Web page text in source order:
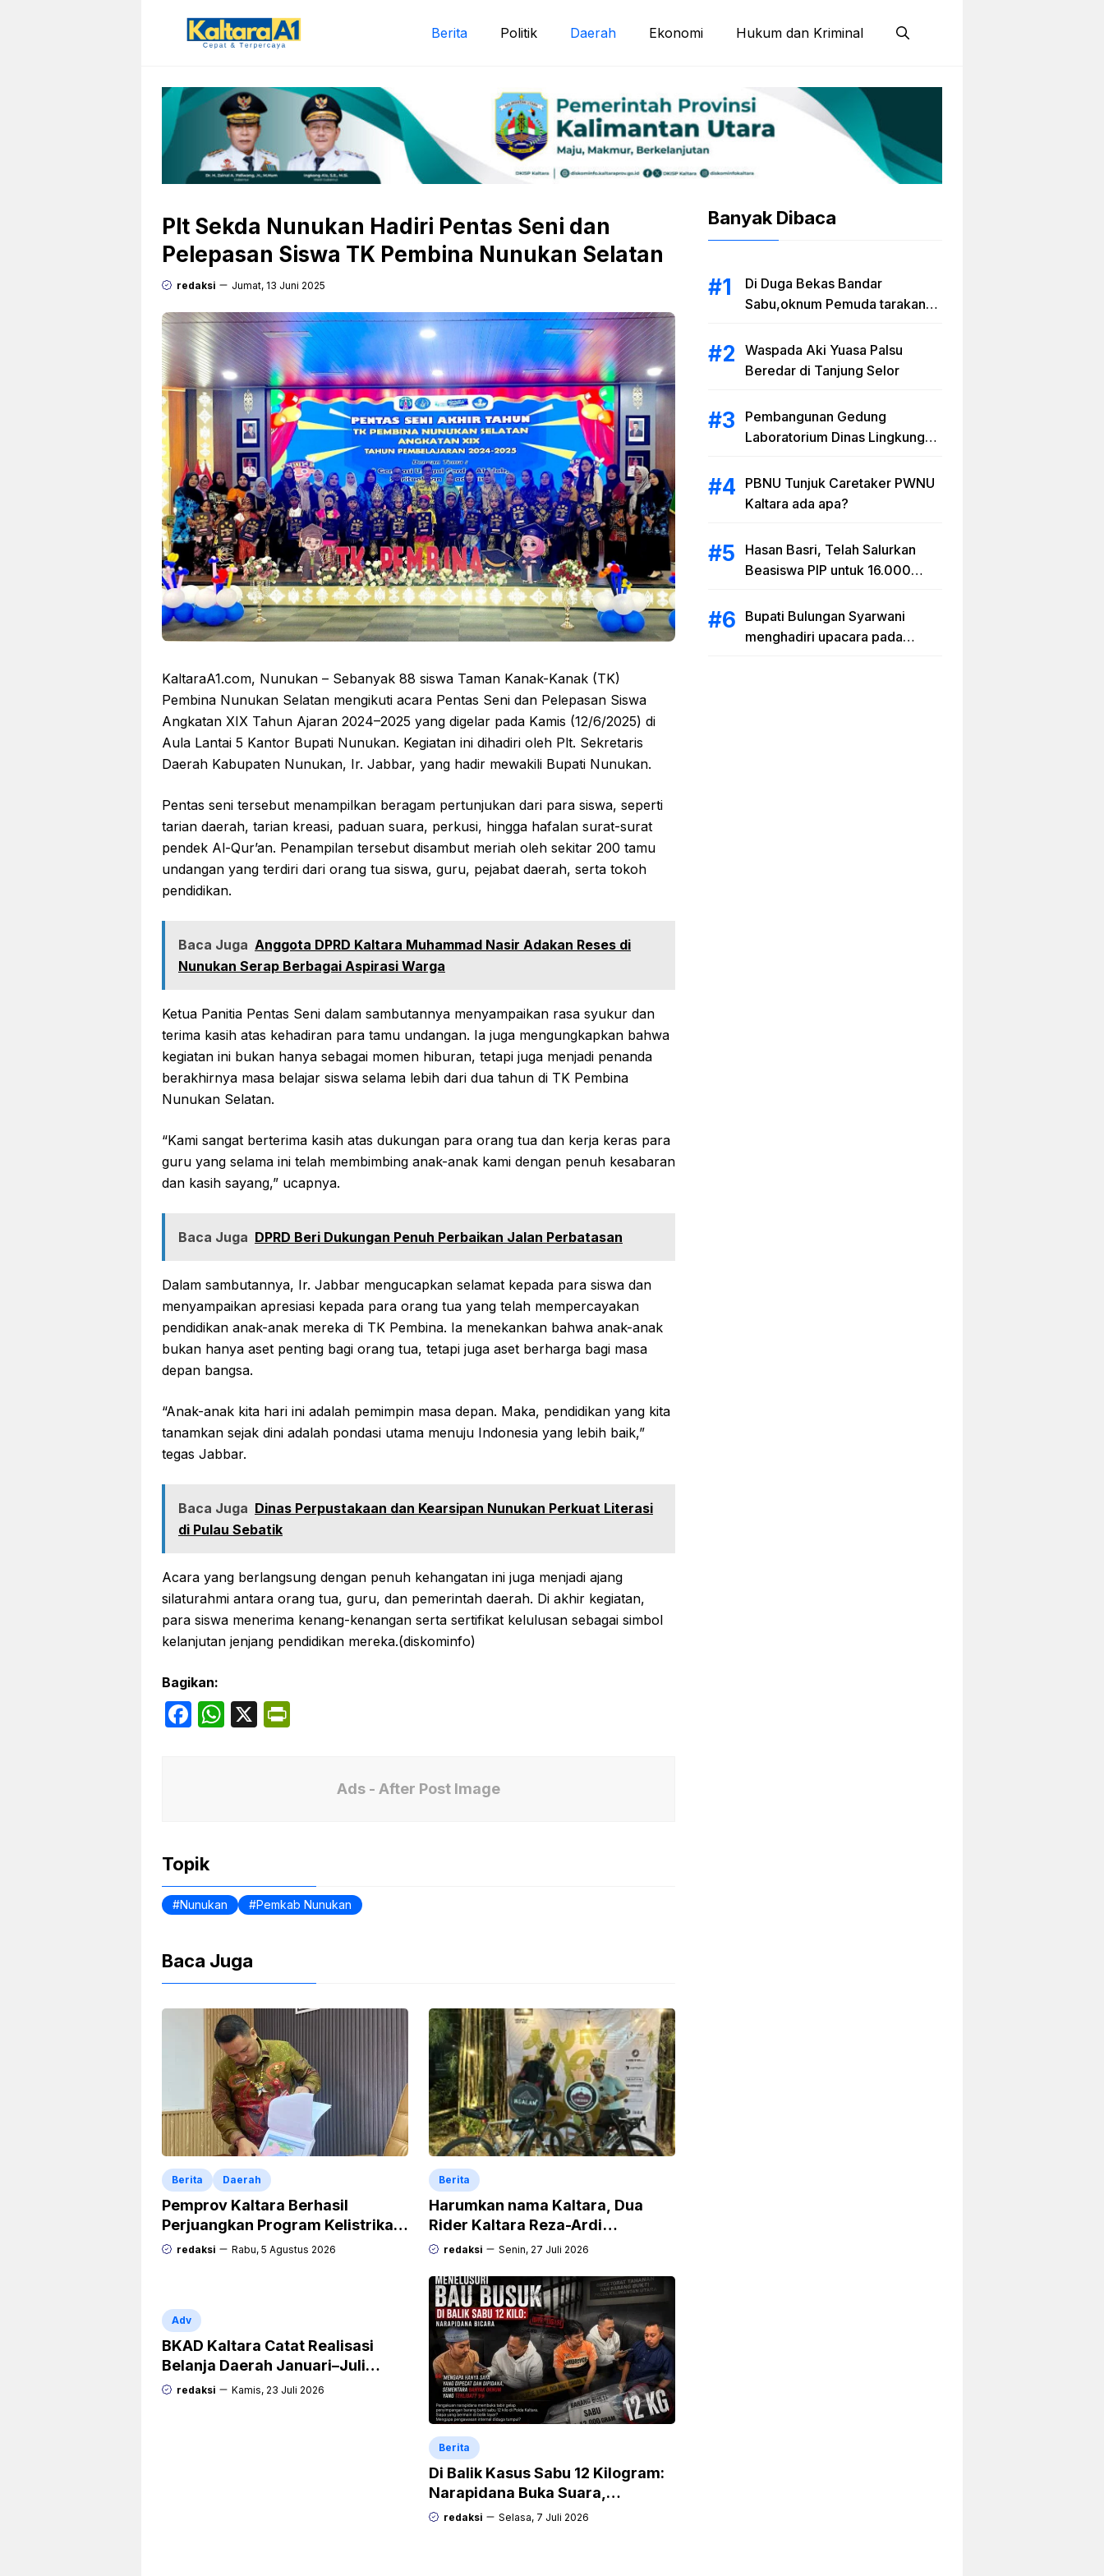
Berita Politik Daerah Ekonomi Hukum dan Kriminal
Plt Sekda Nunukan Hadiri Pentas Seni dan
Pelepasan Siswa TK Pembina Nunukan Selatan
redaksi Jumat, 13 Juni 2025
KaltaraA1.com, Nunukan – Sebanyak 88 siswa Taman Kanak-Kanak (TK)
Pembina Nunukan Selatan mengikuti acara Pentas Seni dan Pelepasan Siswa
Angkatan XIX Tahun Ajaran 2024–2025 yang digelar pada Kamis (12/6/2025) di
Aula Lantai 5 Kantor Bupati Nunukan. Kegiatan ini dihadiri oleh Plt. Sekretaris
Daerah Kabupaten Nunukan, Ir. Jabbar, yang hadir mewakili Bupati Nunukan.
Pentas seni tersebut menampilkan beragam pertunjukan dari para siswa, seperti
tarian daerah, tarian kreasi, paduan suara, perkusi, hingga hafalan surat-surat
pendek Al-Qur’an. Penampilan tersebut disambut meriah oleh sekitar 200 tamu
undangan yang terdiri dari orang tua siswa, guru, pejabat daerah, serta tokoh
pendidikan.
Baca Juga Anggota DPRD Kaltara Muhammad Nasir Adakan Reses di
Nunukan Serap Berbagai Aspirasi Warga
Ketua Panitia Pentas Seni dalam sambutannya menyampaikan rasa syukur dan
terima kasih atas kehadiran para tamu undangan. Ia juga mengungkapkan bahwa
kegiatan ini bukan hanya sebagai momen hiburan, tetapi juga menjadi penanda
berakhirnya masa belajar siswa selama lebih dari dua tahun di TK Pembina
Nunukan Selatan.
“Kami sangat berterima kasih atas dukungan para orang tua dan kerja keras para
guru yang selama ini telah membimbing anak-anak kami dengan penuh kesabaran
dan kasih sayang,” ucapnya.
Baca Juga DPRD Beri Dukungan Penuh Perbaikan Jalan Perbatasan
Dalam sambutannya, Ir. Jabbar mengucapkan selamat kepada para siswa dan
menyampaikan apresiasi kepada para orang tua yang telah mempercayakan
pendidikan anak-anak mereka di TK Pembina. Ia menekankan bahwa anak-anak
bukan hanya aset penting bagi orang tua, tetapi juga aset berharga bagi masa
depan bangsa.
“Anak-anak kita hari ini adalah pemimpin masa depan. Maka, pendidikan yang kita
tanamkan sejak dini adalah pondasi utama menuju Indonesia yang lebih baik,”
tegas Jabbar.
Baca Juga Dinas Perpustakaan dan Kearsipan Nunukan Perkuat Literasi
di Pulau Sebatik
Acara yang berlangsung dengan penuh kehangatan ini juga menjadi ajang
silaturahmi antara orang tua, guru, dan pemerintah daerah. Di akhir kegiatan,
para siswa menerima kenang-kenangan serta sertifikat kelulusan sebagai simbol
kelanjutan jenjang pendidikan mereka.(diskominfo)
Bagikan:
F
o
k
W X
y
Ads - After Post Image
Topik
Nunukan Pemkab Nunukan
Baca Juga
Berita Daerah
Pemprov Kaltara Berhasil
Perjuangkan Program Kelistrikan
Rp471 Miliar dari Pemerintah
redaksi Rabu, 5 Agustus 2026
Berita
Harumkan nama Kaltara, Dua
Rider Kaltara Reza-Ardi
menuntaskan tantangan ekstrem
redaksi Senin, 27 Juli 2026
Adv
BKAD Kaltara Catat Realisasi
Belanja Daerah Januari–Juli
Capai 38,9 Persen
redaksi Kamis, 23 Juli 2026
Berita
Di Balik Kasus Sabu 12 Kilogram:
Narapidana Buka Suara,
“Mengapa Hanya Saya yang
redaksi Selasa, 7 Juli 2026
Banyak Dibaca
Di Duga Bekas Bandar
Sabu,oknum Pemuda tarakan
Waspada Aki Yuasa Palsu
Beredar di Tanjung Selor
Pembangunan Gedung
Laboratorium Dinas Lingkungan
sesuai RAB
PBNU Tunjuk Caretaker PWNU
Kaltara ada apa?
Hasan Basri, Telah Salurkan
Beasiswa PIP untuk 16.000
Bupati Bulungan Syarwani
menghadiri upacara pada